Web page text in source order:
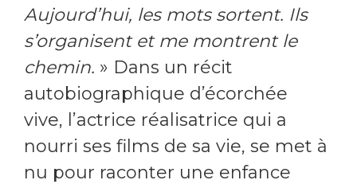
Aujourd’hui, les mots sortent. Ils
s’organisent et me montrent le
chemin. » Dans un récit
autobiographique d’écorchée
vive, l’actrice réalisatrice qui a
nourri ses films de sa vie, se met à
nu pour raconter une enfance